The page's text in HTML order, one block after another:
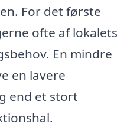
For det første
ofte af lokalets
En mindre
en lavere
end et stort